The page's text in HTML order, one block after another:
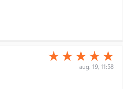
(*)
★ (*)
★ (*)
★ (*)
★ (*)
★
aug. 19, 11:58